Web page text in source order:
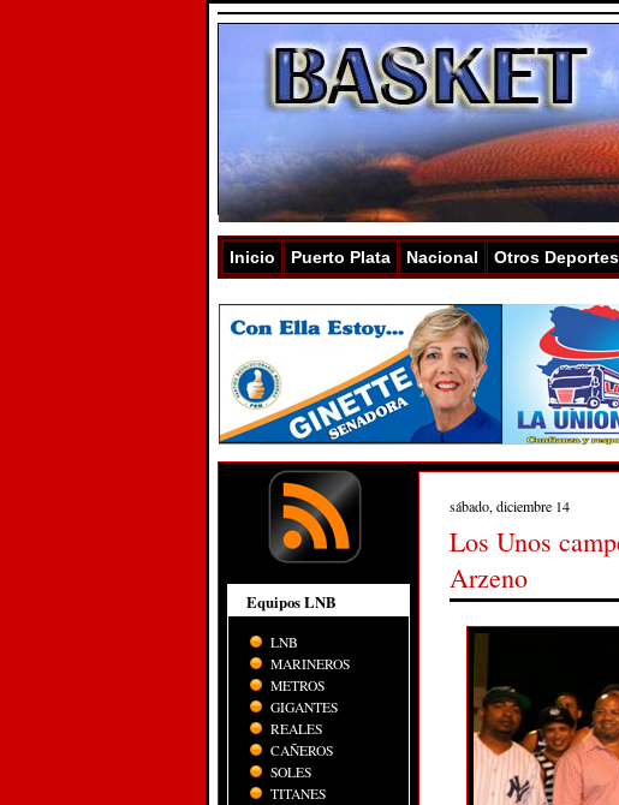
Inicio Puerto Plata Nacional Otros Deportes
Equipos LNB
LNB
MARINEROS
METROS
GIGANTES
REALES
CAÑEROS
SOLES
TITANES
sábado, diciembre 14
Los Unos